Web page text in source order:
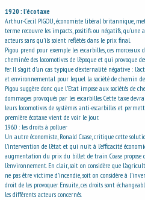
1920 : l’écotaxe
Arthur-Cecil PIGOU, économiste libéral britannique,
terme recouvre les impacts, positifs ou négatifs,
acteurs sans qu’ils soient reflétés dans le prix final.
Pigou prend pour exemple les escarbilles, ces
cheminée des locomotives de l’époque et qui provoque
fer. Il s’agit d’un cas typique d’externalité négative :
et environnemental pour lequel la société de chemin
Pigou suggère donc que l’Etat impose aux sociétés de
dommages provoqués par les escarbilles. Cette taxe
leurs locomotives de systèmes anti-escarbilles et
première écotaxe vient de voir le jour.
1960 : les droits à polluer
Un autre économiste, Ronald Coase, critique cette
l’intervention de l’état et qui nuit à l’efficacité
augmentation du prix du billet de train. Coase propose
l’environnement. En clair, soit on considère que
ne pas être victime d’incendie, soit on considère à
droit de les provoquer. Ensuite, ces droits sont
les différents acteurs concernés.